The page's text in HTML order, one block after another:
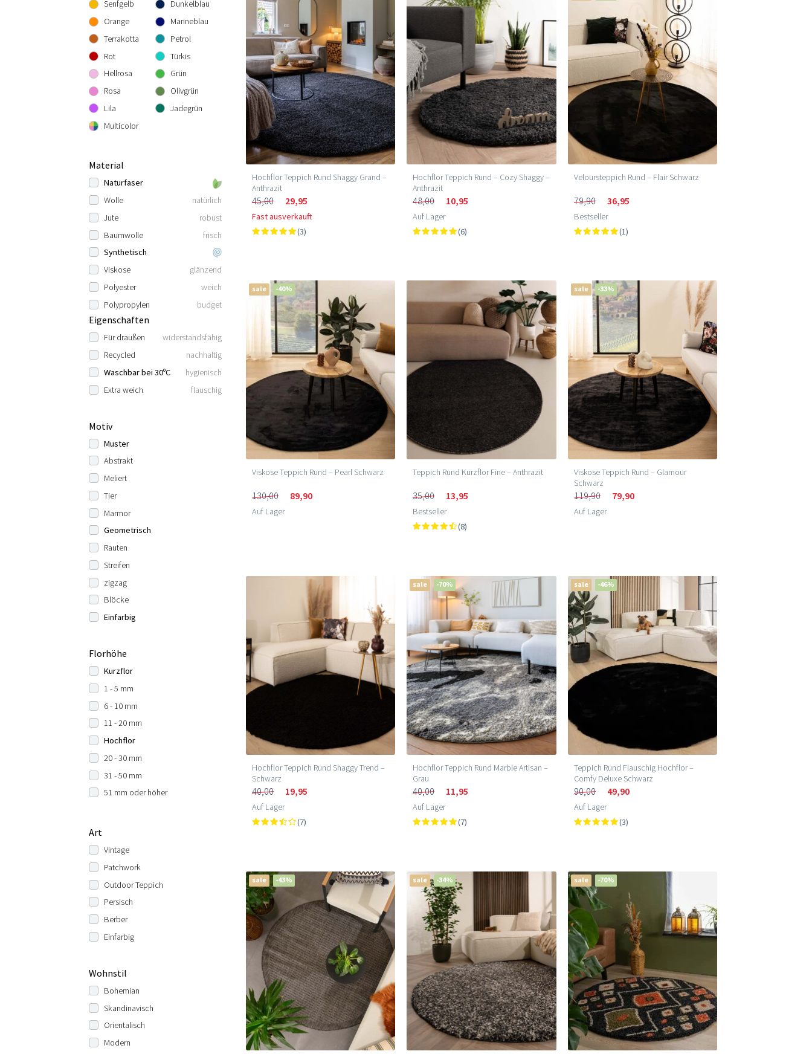
Senfgelb
Orange
Terrakotta
Rot
Hellrosa
Rosa
Lila
Multicolor
Dunkelblau
Marineblau
Petrol
Türkis
Grün
Olivgrün
Jadegrün
Material
Naturfaser
Wolle
natürlich
Jute
robust
Baumwolle
frisch
Synthetisch
Viskose
glänzend
Polyester
weich
Polypropylen
budget
Eigenschaften
Für draußen
widerstandsfähig
Recycled
nachhaltig
Waschbar bei 30ºC
hygienisch
Extra weich
flauschig
Motiv
Muster
Abstrakt
Meliert
Tier
Marmor
Geometrisch
Rauten
Streifen
zigzag
Blöcke
Einfarbig
Florhöhe
Kurzflor
1 - 5 mm
6 - 10 mm
11 - 20 mm
Hochflor
20 - 30 mm
31 - 50 mm
51 mm oder höher
Art
Vintage
Patchwork
Outdoor Teppich
Persisch
Berber
Einfarbig
Wohnstil
Bohemian
Skandinavisch
Orientalisch
Modern
Hochflor Teppich Rund Shaggy Grand –
Anthrazit
45,00 29,95
Fast ausverkauft
(3)
Hochflor Teppich Rund – Cozy Shaggy –
Anthrazit
48,00 10,95
Auf Lager
(6)
Veloursteppich Rund – Flair Schwarz
79,90 36,95
Bestseller
(1)
sale -40%
Viskose Teppich Rund – Pearl Schwarz
130,00 89,90
Auf Lager
Teppich Rund Kurzflor Fine – Anthrazit
35,00 13,95
Bestseller
(8)
sale -33%
Viskose Teppich Rund – Glamour
Schwarz
119,90 79,90
Auf Lager
Hochflor Teppich Rund Shaggy Trend –
Schwarz
40,00 19,95
Auf Lager
(7)
sale -70%
Hochflor Teppich Rund Marble Artisan –
Grau
40,00 11,95
Auf Lager
(7)
sale -46%
Teppich Rund Flauschig Hochflor –
Comfy Deluxe Schwarz
90,00 49,90
Auf Lager
(3)
sale -43% sale -34% sale -70%